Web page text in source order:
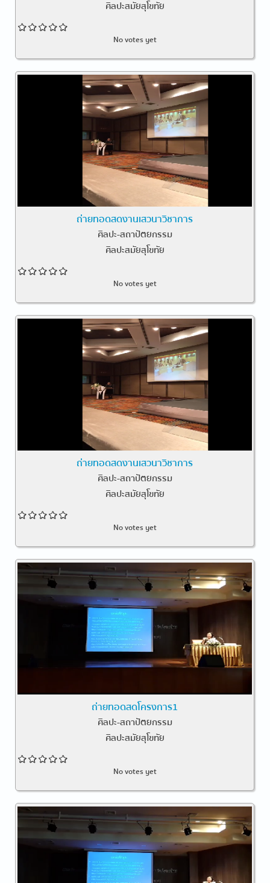
ศิลปะสมัยสุโขทัย
No votes yet
ถ่ายทอดสดงานเสวนาวิชาการ
ศิลปะ-สถาปัตยกรรม
ศิลปะสมัยสุโขทัย
No votes yet
ถ่ายทอดสดงานเสวนาวิชาการ
ศิลปะ-สถาปัตยกรรม
ศิลปะสมัยสุโขทัย
No votes yet
ถ่ายทอดสดโครงการ1
ศิลปะ-สถาปัตยกรรม
ศิลปะสมัยสุโขทัย
No votes yet